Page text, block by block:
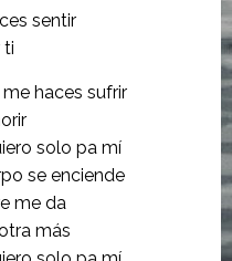
sentir
ti
haces sufrir
solo pa mí
se enciende
mе da
más